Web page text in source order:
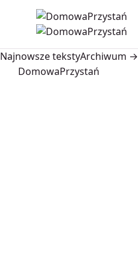
Najnowsze tekstyArchiwum →
DomowaPrzystań